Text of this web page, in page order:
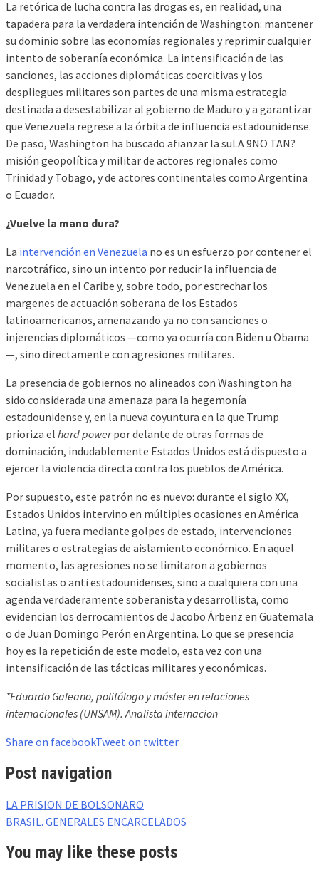
La retórica de lucha contra las drogas es, en realidad, una
tapadera para la verdadera intención de Washington: mantener
su dominio sobre las economías regionales y reprimir cualquier
intento de soberanía económica. La intensificación de las
sanciones, las acciones diplomáticas coercitivas y los
despliegues militares son partes de una misma estrategia
destinada a desestabilizar al gobierno de Maduro y a garantizar
que Venezuela regrese a la órbita de influencia estadounidense.
De paso, Washington ha buscado afianzar la suLA 9NO TAN?
misión geopolítica y militar de actores regionales como
Trinidad y Tobago, y de actores continentales como Argentina
o Ecuador.
¿Vuelve la mano dura?
La intervención en Venezuela no es un esfuerzo por contener el
narcotráfico, sino un intento por reducir la influencia de
Venezuela en el Caribe y, sobre todo, por estrechar los
margenes de actuación soberana de los Estados
latinoamericanos, amenazando ya no con sanciones o
injerencias diplomáticos —como ya ocurría con Biden u Obama
—, sino directamente con agresiones militares.
La presencia de gobiernos no alineados con Washington ha
sido considerada una amenaza para la hegemonía
estadounidense y, en la nueva coyuntura en la que Trump
prioriza el hard powerpor delante de otras formas de
dominación, indudablemente Estados Unidos está dispuesto a
ejercer la violencia directa contra los pueblos de América.
Por supuesto, este patrón no es nuevo: durante el siglo XX,
Estados Unidos intervino en múltiples ocasiones en América
Latina, ya fuera mediante golpes de estado, intervenciones
militares o estrategias de aislamiento económico. En aquel
momento, las agresiones no se limitaron a gobiernos
socialistas o anti estadounidenses, sino a cualquiera con una
agenda verdaderamente soberanista y desarrollista, como
evidencian los derrocamientos de Jacobo Árbenz en Guatemala
o de Juan Domingo Perón en Argentina. Lo que se presencia
hoy es la repetición de este modelo, esta vez con una
intensificación de las tácticas militares y económicas.
*Eduardo Galeano, politólogo y máster en relaciones
internacionales (UNSAM). Analista internacion
Share on facebookTweet on twitter
Post navigation
LA PRISION DE BOLSONARO
BRASIL. GENERALES ENCARCELADOS
You may like these posts